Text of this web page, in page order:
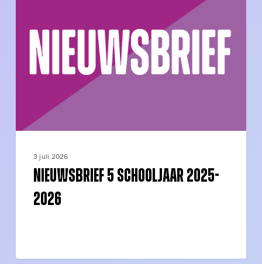
2025-
2026
3 juli 2026
Nieuwsbrief 5 schooljaar 2025-
2026